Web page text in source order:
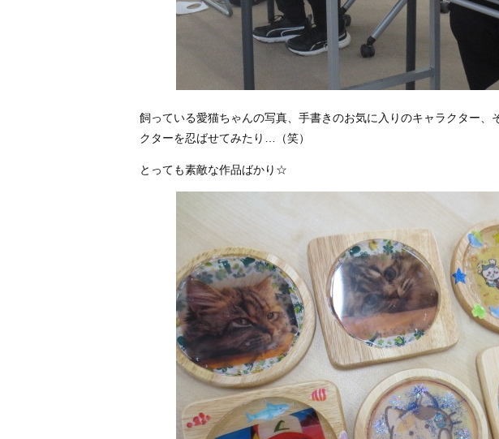
飼っている愛猫ちゃんの写真、手書きのお気に入りのキャラクター
クターを忍ばせてみたり…（笑）
とっても素敵な作品ばかり☆